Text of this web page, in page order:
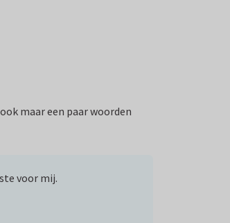
maar een paar woorden
voor mij.